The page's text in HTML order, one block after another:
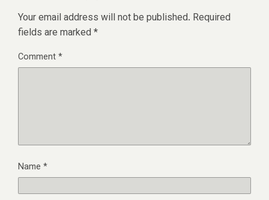
Your email address will not be published. Required
fields are marked *
Comment*
Name *